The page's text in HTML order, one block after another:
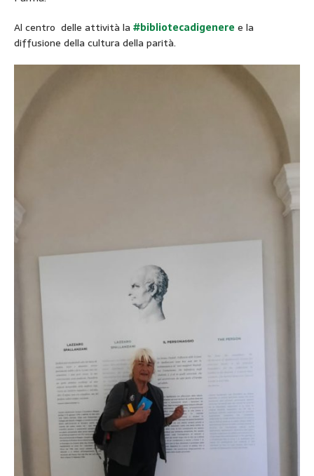
Al centro delle attività la #bibliotecadigenere e la
diffusione della cultura della parità.